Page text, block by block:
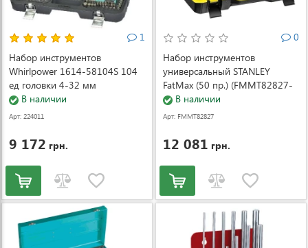
1
Набор инструментов
Whirlpower 1614-58104S 104
ед головки 4-32 мм
В наличии
Арт: 224011
9 172 грн.
0
Набор инструментов
универсальный STANLEY
FatMax (50 пр.) (FMMT82827-
1) В наличии
Арт: FMMT82827
12 081 грн.